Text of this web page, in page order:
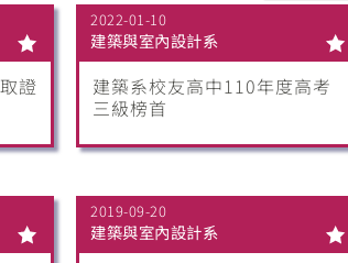
證
2022-01-10
建築與室內設計系
建築系校友高中110年度高考
三級榜首
2019-09-20
建築與室內設計系